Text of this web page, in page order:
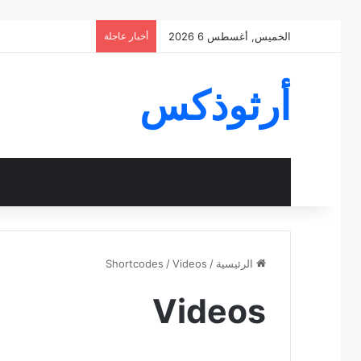
الخميس, أغسطس 6 2026 أخبار عاجلة
أرثوذكس
الرئيسية /
Shortcodes /Videos
Videos